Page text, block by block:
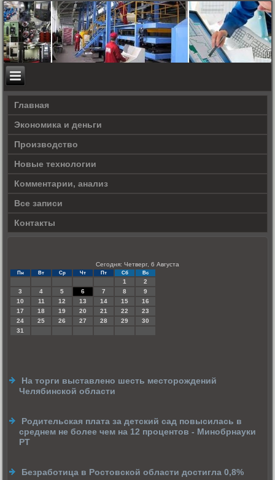
Главная
Экономика и деньги
Производство
Новые технологии
Комментарии, анализ
Все записи
Контакты
Сегодня: Четверг, 6 Августа
Пн Вт Ср Чт Пт Сб Вс
1
2
3
4 5 6 7 8
9
10
11 12 13 14 15
16
17
18 19 20 21 22
23
24
25 26 27 28 29
30
31
На торги выставлено шесть месторождений
Челябинской области
Родительская плата за детский сад повысилась в
среднем не более чем на 12 процентов - Минобрнауки
РТ
Безработица в Ростовской области достигла 0,8%